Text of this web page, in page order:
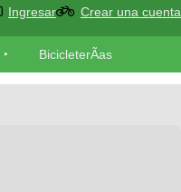
Ingresar Crear una cuenta
BicicleterÃ­as